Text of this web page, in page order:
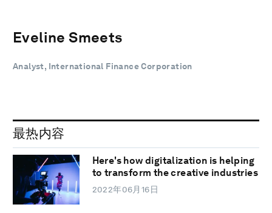
Eveline Smeets
Analyst, International Finance Corporation
最热内容
Here's how digitalization is helping
to transform the creative industries
2022年06月16日